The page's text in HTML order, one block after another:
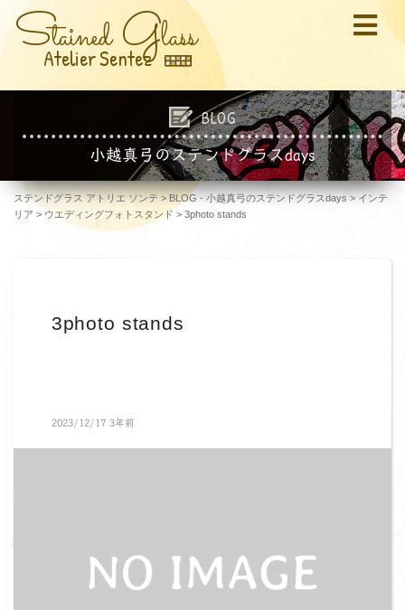
Stained Glass
Atelier Sentez
BLOG
小越真弓のステンドグラスdays
ステンドグラス アトリエ ソンテ > BLOG - 小越真弓のステンドグラスdays> インテ
リア > ウエディングフォトスタンド > 3photo stands
3photo stands
2023/12/17 3年前